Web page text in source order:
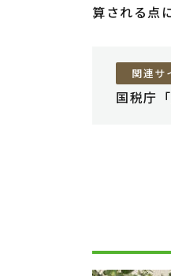
算される点
関連サ
国税庁「